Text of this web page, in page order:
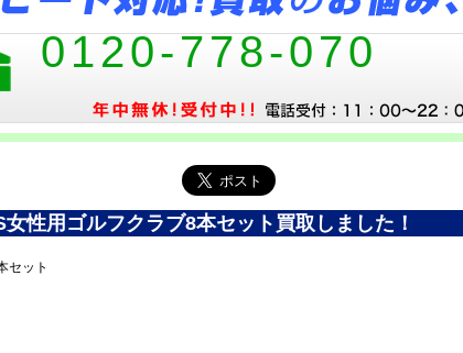
0120-778-070
性用ゴルフクラブ8本セット買取しました！